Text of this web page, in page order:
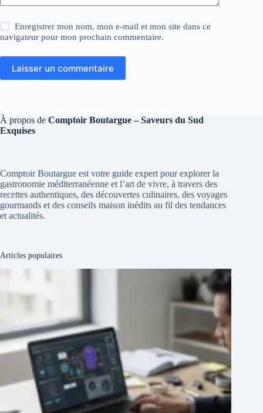
Enregistrer mon nom, mon e-mail et mon site dans ce
navigateur pour mon prochain commentaire.
Laisser un commentaire
À propos de Comptoir Boutargue – Saveurs du Sud
Exquises
Comptoir Boutargue est votre guide expert pour explorer la
gastronomie méditerranéenne et l’art de vivre, à travers des
recettes authentiques, des découvertes culinaires, des voyages
gourmands et des conseils maison inédits au fil des tendances
et actualités.
Articles populaires